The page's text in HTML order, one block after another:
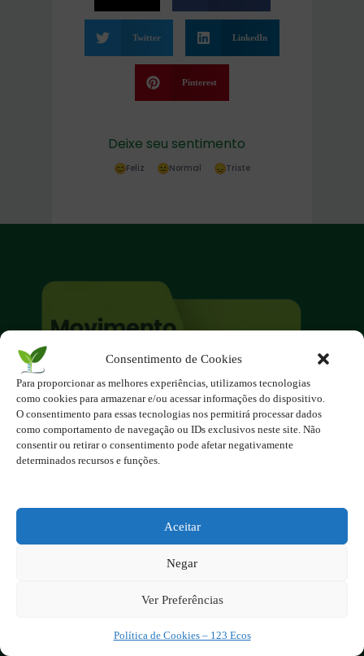
Consentimento de Cookies
Para proporcionar as melhores experiências, utilizamos tecnologias
como cookies para armazenar e/ou acessar informações do dispositivo.
O consentimento para essas tecnologias nos permitirá processar dados
como comportamento de navegação ou IDs exclusivos neste site. Não
consentir ou retirar o consentimento pode afetar negativamente
determinados recursos e funções.
Aceitar
Negar
Ver Preferências
Política de Cookies – 123 Ecos
Twitter LinkedIn
Pinterest
Deixe seu sentimento
Feliz Normal Triste
O site é um movimento ambientalista!
Participe você também!
Podemos fazer muito
se nos unirmos!
Política de Privacidade